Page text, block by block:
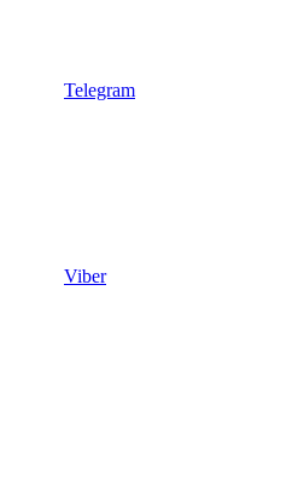
Telegram
Viber